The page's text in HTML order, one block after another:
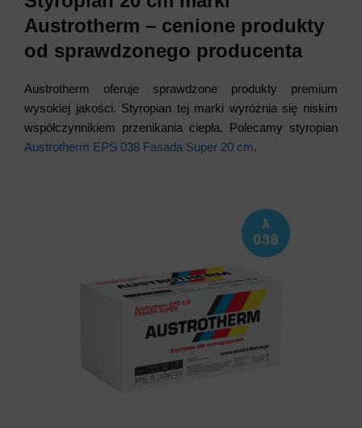
Austrotherm – cenione produkty
od sprawdzonego producenta
Austrotherm oferuje sprawdzone produkty premium
wysokiej jakości. Styropian tej marki wyróżnia się niskim
współczynnikiem przenikania ciepła. Polecamy styropian
Austrotherm EPS 038 Fasada Super 20 cm.